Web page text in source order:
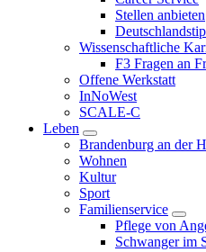
Stellen anbieten
Wissenschaftliche
F3 Fragen an
Offene Werkstatt
InNoWest
SCALE-C
Leben
Brandenburg an der
Wohnen
Kultur
Sport
Familienservice
Pflege von
Schwanger im